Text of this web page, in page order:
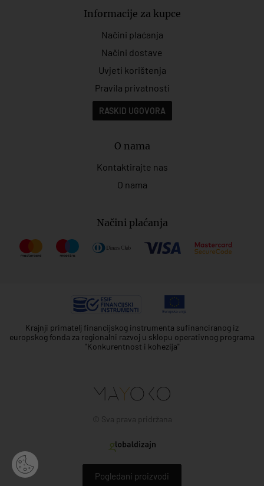
Pogledani proizvodi
Informacije za kupce
Načini plaćanja
Načini dostave
Uvjeti korištenja
Pravila privatnosti
RASKID UGOVORA
O nama
Kontaktirajte nas
O nama
Načini plaćanja
Krajnji primatelj financijskog instrumenta sufinanciranog iz
europskog fonda za regionalni razvoj u sklopu operativnog programa
"Konkurentnost i kohezija"
© Sva prava pridržana